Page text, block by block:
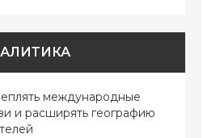
международные
и расширять географию